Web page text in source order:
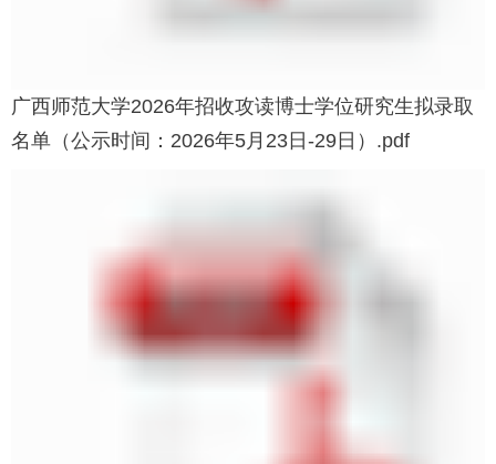
广西师范大学2026年招收攻读博士学位研究生拟录取
名单（公示时间：2026年5月23日-29日）.pdf